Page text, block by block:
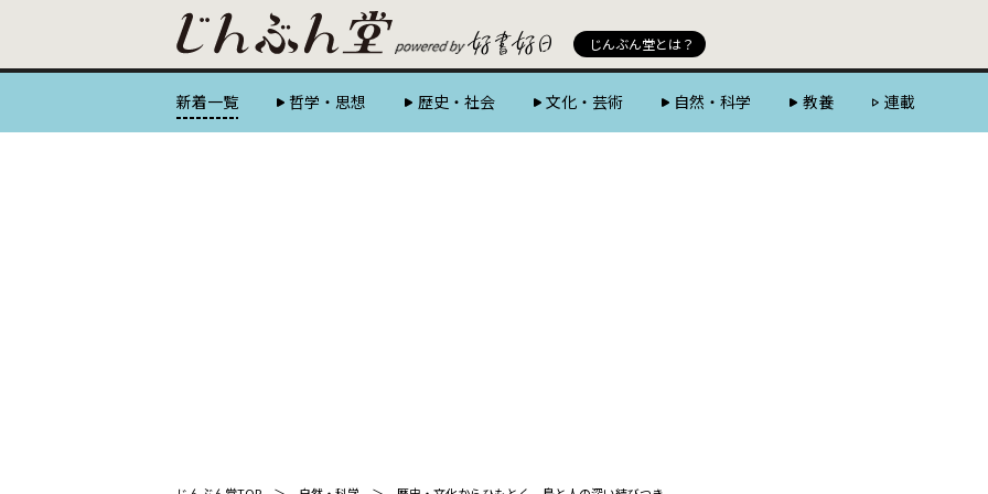
じんぶん堂とは？
新着一覧 哲学・思想 歴史・社会 文化・芸術 自然・科学 教養 連載